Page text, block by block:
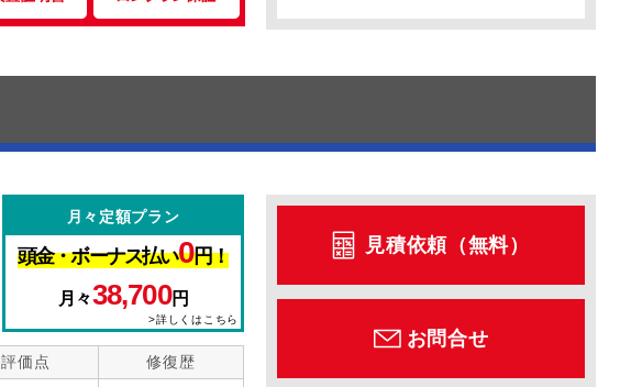
月々定額プラン
頭金・ボーナス払い0円！
月々38,700円
>詳しくはこちら
評価点 修復歴
見積依頼（無料）
お問合せ